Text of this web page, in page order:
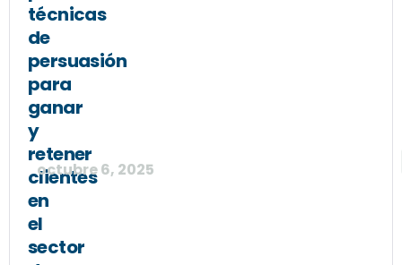
técnicas
de
persuasión
para
ganar
y
retener
clientes
en
el
sector
octubre 6, 2025